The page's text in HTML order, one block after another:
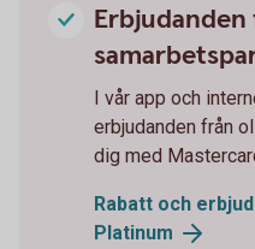
Erbjudanden
I vår app och
erbjudanden från
dig med
Rabatt och
Platinum